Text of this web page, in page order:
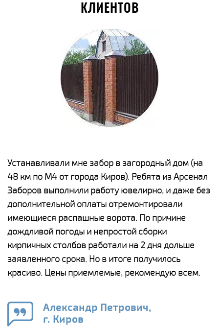
КЛИЕНТОВ
Устанавливали мне забор в загородный дом (на
48 км по М4 от города Киров). Ребята из Арсенал
Заборов выполнили работу ювелирно, и даже без
дополнительной оплаты отремонтировали
имеющиеся распашные ворота. По причине
дождливой погоды и непростой сборки
кирпичных столбов работали на 2 дня дольше
заявленного срока. Но в итоге получилось
красиво. Цены приемлемые, рекомендую всем.
Александр Петрович,
г. Киров